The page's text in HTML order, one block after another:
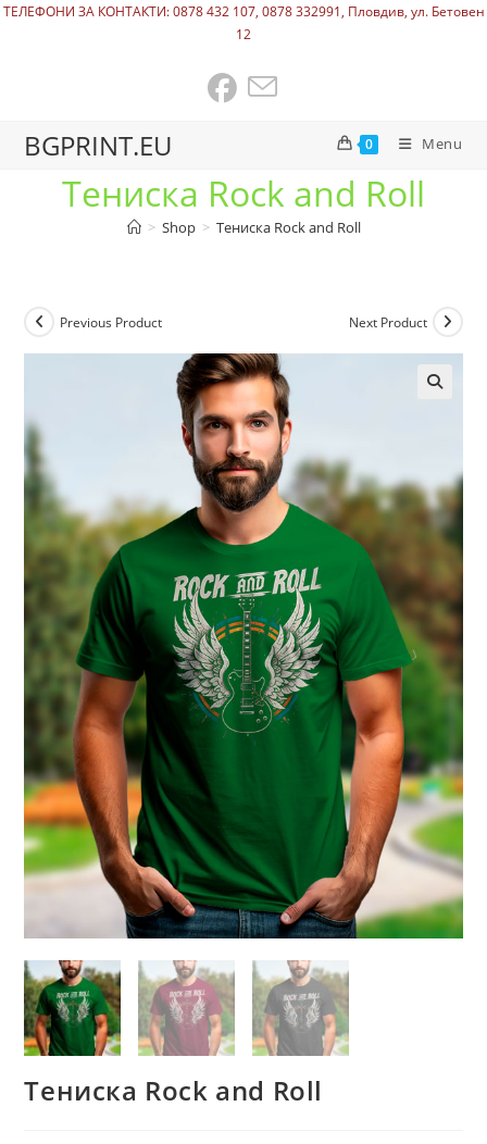
ТЕЛЕФОНИ ЗА КОНТАКТИ: 0878 432 107, 0878 332991, Пловдив, ул. Бетовен
12
BGPRINT.EU 0 Menu
Тениска Rock and Roll
> Shop > Тениска Rock and Roll
Previous Product Next Product
Тениска Rock and Roll